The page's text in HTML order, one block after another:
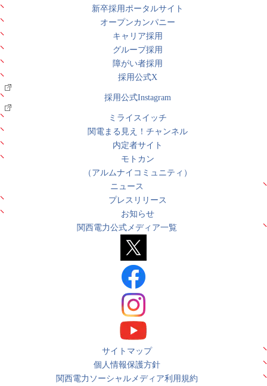
新卒採用ポータルサイト
オープンカンパニー
キャリア採用
グループ採用
障がい者採用
採用公式X
採用公式Instagram
ミライスイッチ
関電まる見え！チャンネル
内定者サイト
モトカン
（アルムナイコミュニティ）
ニュース
プレスリリース
お知らせ
関西電力公式メディア一覧
サイトマップ
個人情報保護方針
関西電力ソーシャルメディア利用規約